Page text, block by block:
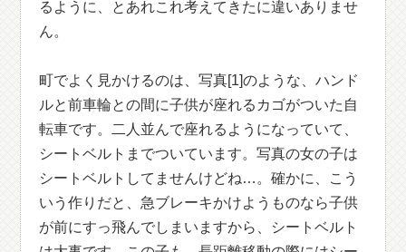
るように、とあれこれ考えてきたに違いありませ
ん。
町でよく見かけるのは、写真[1]のような、ハンド
ルと前車輪との間に子供が座れるカゴがついた自
転車です。二人並んで座れるようになっていて、
シートベルトまでついています。写真の女の子は
シートベルトしてませんけどね…。確かに、こう
いう作りだと、急ブレーキかけようものなら子供
が前にすっ飛んでしまいますから、シートベルト